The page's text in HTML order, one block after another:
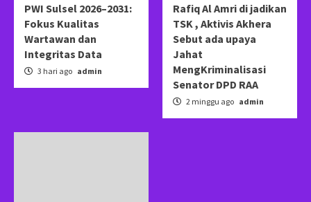
PWI Sulsel 2026–2031:
Fokus Kualitas
Wartawan dan
Integritas Data
3 hari ago admin
Rafiq Al Amri di jadikan
TSK , Aktivis Akhera
Sebut ada upaya
Jahat
MengKriminalisasi
Senator DPD RAA
2 minggu ago admin